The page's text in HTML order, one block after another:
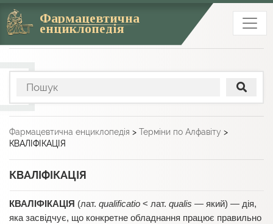
Фармацевтична
енциклопедія
Фармацевтична енциклопедія > Терміни по Алфавіту >
КВАЛІФІКАЦІЯ
КВАЛІФІКАЦІЯ
КВАЛІФІКАЦІЯ (лат. qualificatio < лат. qualis — який) — дія,
яка засвідчує, що конкретне обладнання працює правильно